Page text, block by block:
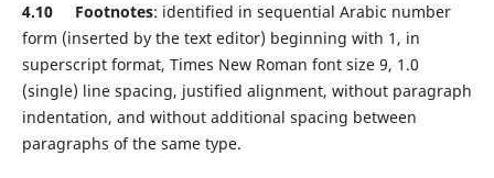
4.10 Footnotes: identified in sequential Arabic number
form (inserted by the text editor) beginning with 1, in
superscript format, Times New Roman font size 9, 1.0
(single) line spacing, justified alignment, without paragraph
indentation, and without additional spacing between
paragraphs of the same type.